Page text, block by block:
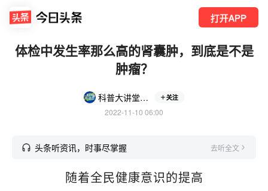
打开APP
体检中发生率那么高的肾囊肿，到底是不是
肿瘤？
科普大讲堂开讲 关注
2022-11-10 06:00
头条听资讯，时事尽掌握 去听全文
随着全民健康意识的提高